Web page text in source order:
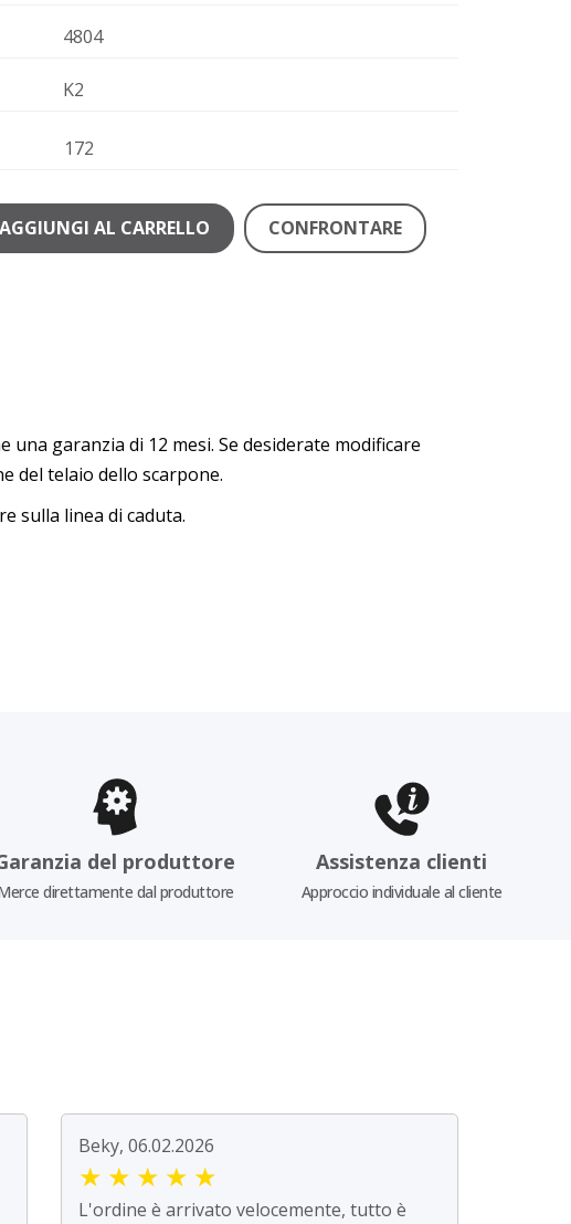
4804
K2
172
AGGIUNGI AL CARRELLO CONFRONTARE
garanzia di 12 mesi. Se desiderate modificare
del telaio dello scarpone.
sulla linea di caduta.
del produttore
direttamente dal produttore
Assistenza clienti
Approccio individuale al cliente
Beky, 06.02.2026
★ ★ ★ ★ ★
L'ordine è arrivato velocemente, tutto è